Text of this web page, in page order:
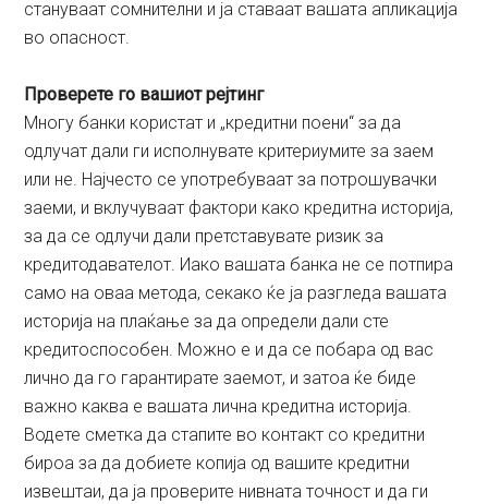
стануваат сомнителни и ја ставаат вашата апликација
во опасност.
Проверете го вашиот рејтинг
Многу банки користат и „кредитни поени“ за да
одлучат дали ги исполнувате критериумите за заем
или не. Најчесто се употребуваат за потрошувачки
заеми, и вклучуваат фактори како кредитна историја,
за да се одлучи дали претставувате ризик за
кредитодавателот. Иако вашата банка не се потпира
само на оваа метода, секако ќе ја разгледа вашата
историја на плаќање за да определи дали сте
кредитоспособен. Можно е и да се побара од вас
лично да го гарантирате заемот, и затоа ќе биде
важно каква е вашата лична кредитна историја.
Водете сметка да стапите во контакт со кредитни
бироа за да добиете копија од вашите кредитни
извештаи, да ја проверите нивната точност и да ги